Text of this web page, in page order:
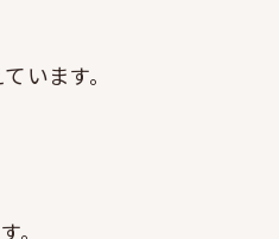
います。
。